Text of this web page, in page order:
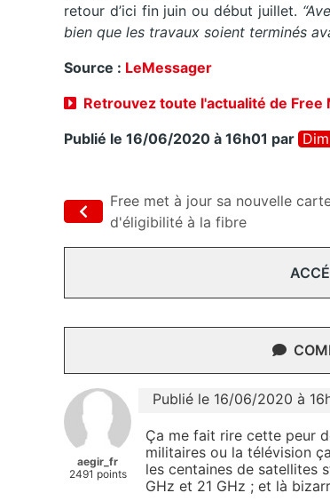
retour d’ici fin juin ou début juillet.
bien que les travaux soient terminés
Source : LeMessager
Retrouvez toute l'actualité de Free
Publié le 16/06/2020 à 16h01 par
Free met à jour sa nouvelle
d'éligibilité à la fibre
aegir_fr
2491 points
Publié le 16/06/2020 à
Ça me fait rire cette peur
militaires ou la télévision
les centaines de satellites
GHz et 21 GHz ; et là